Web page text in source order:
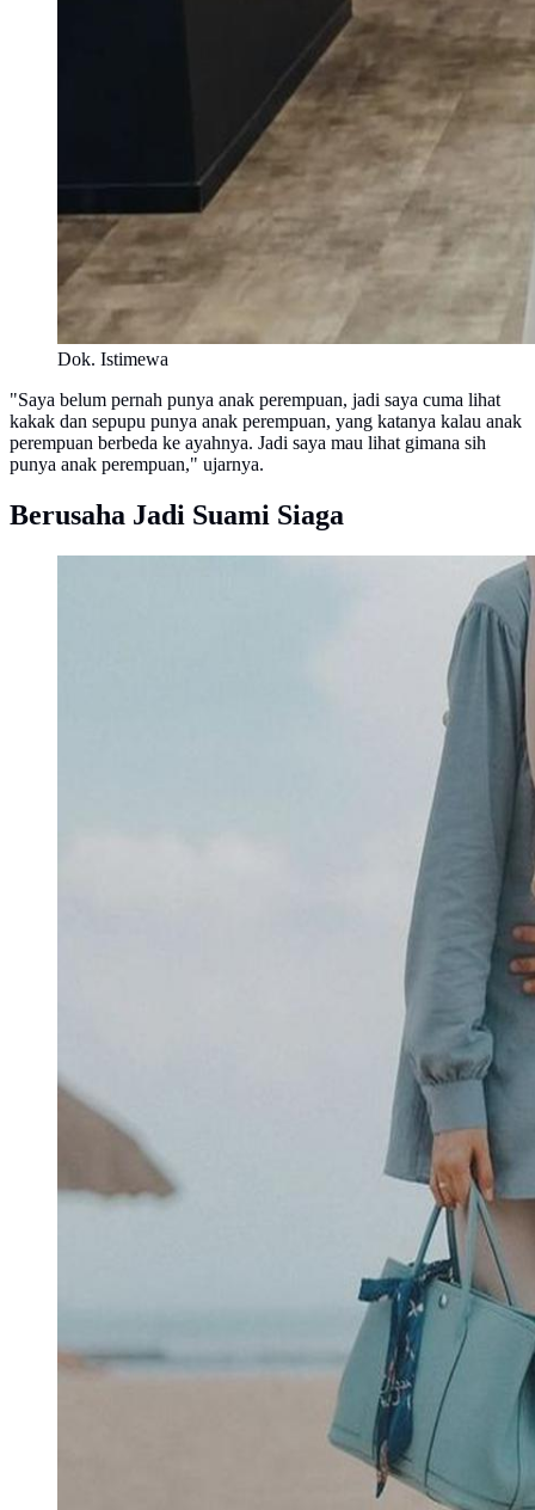
Dok. Istimewa
"Saya belum pernah punya anak perempuan, jadi saya cuma lihat
kakak dan sepupu punya anak perempuan, yang katanya kalau anak
perempuan berbeda ke ayahnya. Jadi saya mau lihat gimana sih
punya anak perempuan," ujarnya.
Berusaha Jadi Suami Siaga